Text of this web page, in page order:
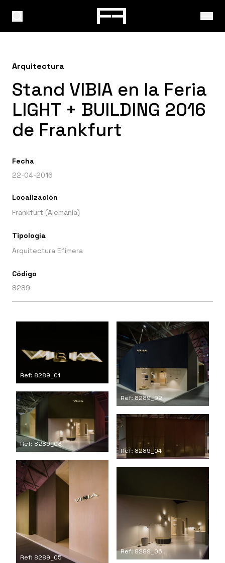
Arquitectura
Stand VIBIA en la Feria
LIGHT + BUILDING 2016
de Frankfurt
Fecha
22-04-2016
Localización
Frankfurt (Alemania)
Tipología
Arquitectura Efímera
Código
8289
Ref: 8289_01
Ref: 8289_02
Ref: 8289_03
Ref: 8289_04
Ref: 8289_05
Ref: 8289_06